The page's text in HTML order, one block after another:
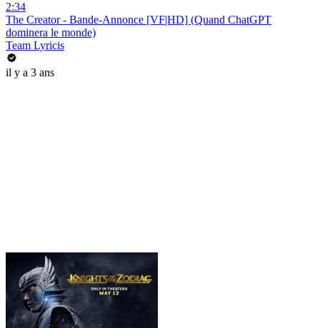
2:34
The Creator - Bande-Annonce [VF|HD] (Quand ChatGPT
dominera le monde)
Team Lyricis
il y a 3 ans